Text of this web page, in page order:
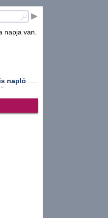
napja van.
napló